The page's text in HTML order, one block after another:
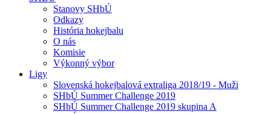
Stanovy SHbÚ
Odkazy
História hokejbalu
O nás
Komisie
Výkonný výbor
Ligy
Slovenská hokejbalová extraliga 2018/19 - Muži
SHbÚ Summer Challenge 2019
SHbÚ Summer Challenge 2019 skupina A